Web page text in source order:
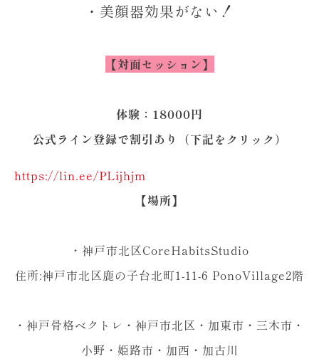
・美顔器効果がない！
【対面セッション】
体験：18000円
公式ライン登録で割引あり（下記をクリック）
https://lin.ee/PLijhjm
【場所】
・神戸市北区CoreHabitsStudio
住所:神戸市北区鹿の子台北町1-11-6 PonoVillage2階
・神戸骨格ベクトレ・神戸市北区・加東市・三木市・
小野・姫路市・加西・加古川